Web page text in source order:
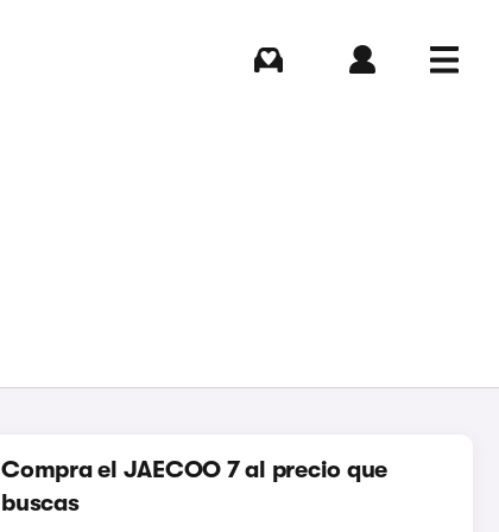
Compra el JAECOO 7 al precio que
buscas